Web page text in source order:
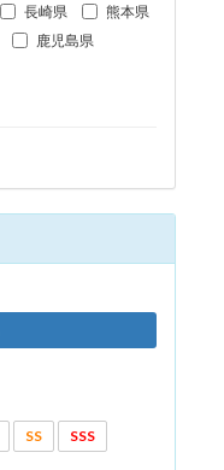
長崎県
熊本県
鹿児島県
SS SSS